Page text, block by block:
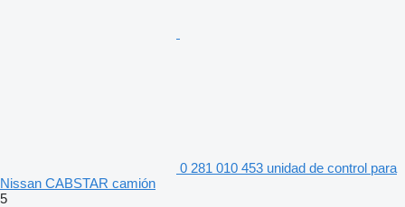
0 281 010 453 unidad de control para
Nissan CABSTAR camión
5